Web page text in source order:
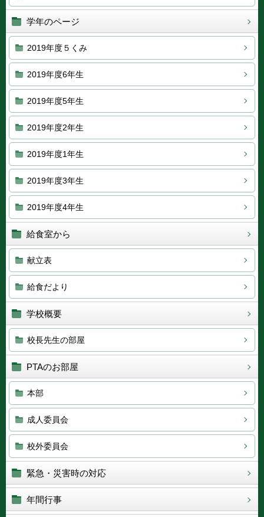
学年のページ
2019年度５くみ
2019年度6年生
2019年度5年生
2019年度2年生
2019年度1年生
2019年度3年生
2019年度4年生
給食室から
献立表
給食だより
学校概要
校長先生の部屋
PTAのお部屋
本部
成人委員会
校外委員会
緊急・災害時の対応
年間行事